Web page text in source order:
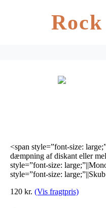
<span style=”font-size:
dæmpning af diskant eller
style=”font-size:
style=”font-size:
120 kr. (Vis fragtpris)